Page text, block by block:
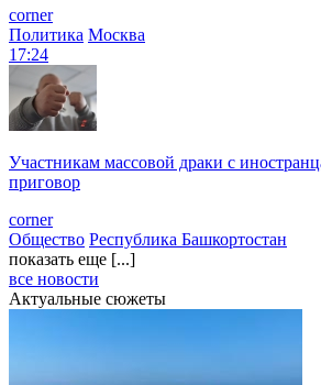
corner
Политика Москва
17:24
Участникам массовой драки с
приговор
corner
Общество Республика Башкортостан
показать еще [...]
все новости
Актуальные сюжеты